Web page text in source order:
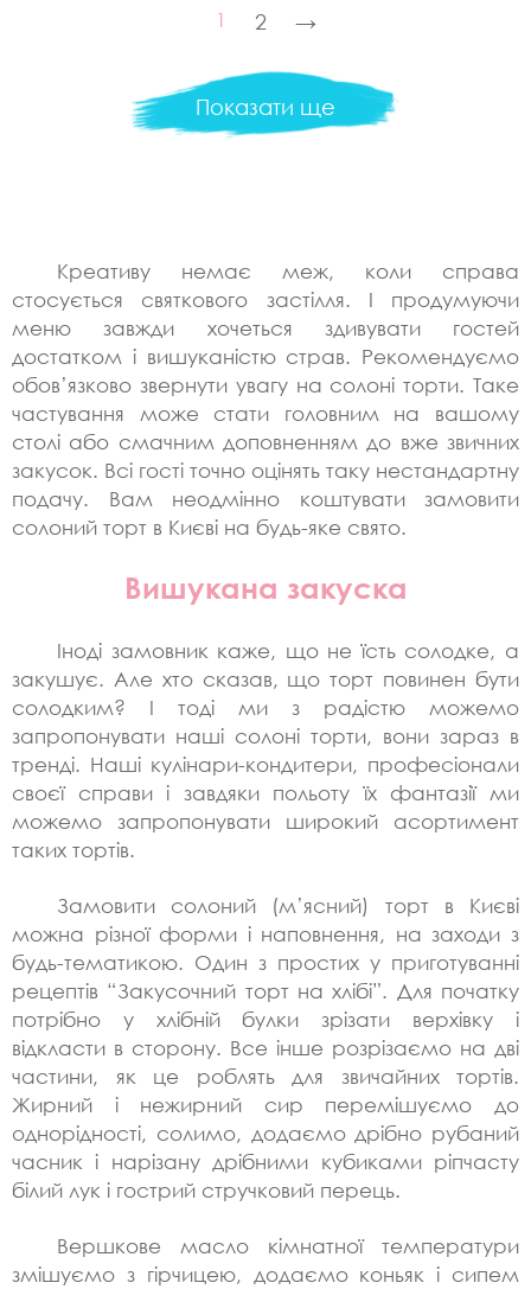
1 2 →
Показати ще
Креативу немає меж, коли справа
стосується святкового застілля. І продумуючи
меню завжди хочеться здивувати гостей
достатком і вишуканістю страв. Рекомендуємо
обов’язково звернути увагу на солоні торти. Таке
частування може стати головним на вашому
столі або смачним доповненням до вже звичних
закусок. Всі гості точно оцінять таку нестандартну
подачу. Вам неодмінно коштувати замовити
солоний торт в Києві на будь-яке свято.
Вишукана закуска
Іноді замовник каже, що не їсть солодке, а
закушує. Але хто сказав, що торт повинен бути
солодким? І тоді ми з радістю можемо
запропонувати наші солоні торти, вони зараз в
тренді. Наші кулінари-кондитери, професіонали
своєї справи і завдяки польоту їх фантазії ми
можемо запропонувати широкий асортимент
таких тортів.
Замовити солоний (м’ясний) торт в Києві
можна різної форми і наповнення, на заходи з
будь-тематикою. Один з простих у приготуванні
рецептів “Закусочний торт на хлібі”. Для початку
потрібно у хлібній булки зрізати верхівку і
відкласти в сторону. Все інше розрізаємо на дві
частини, як це роблять для звичайних тортів.
Жирний і нежирний сир перемішуємо до
однорідності, солимо, додаємо дрібно рубаний
часник і нарізану дрібними кубиками ріпчасту
білий лук і гострий стручковий перець.
Вершкове масло кімнатної температури
змішуємо з гірчицею, додаємо коньяк і сипем